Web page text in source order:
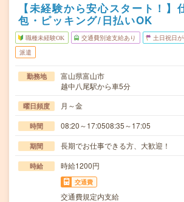
【未経験から安心スタート！】
包・ピッキング/日払いOK
職種未経験OK 交通費別途支給あり 土日祝日
派遣
勤務地
富山県富山市
越中八尾駅から車5分
曜日頻度 月～金
時間 08:20～17:0508:35～17:05
期間 長期でお仕事できる方、大歓迎！
時給 時給1200円
交通費
交通費規定内支給